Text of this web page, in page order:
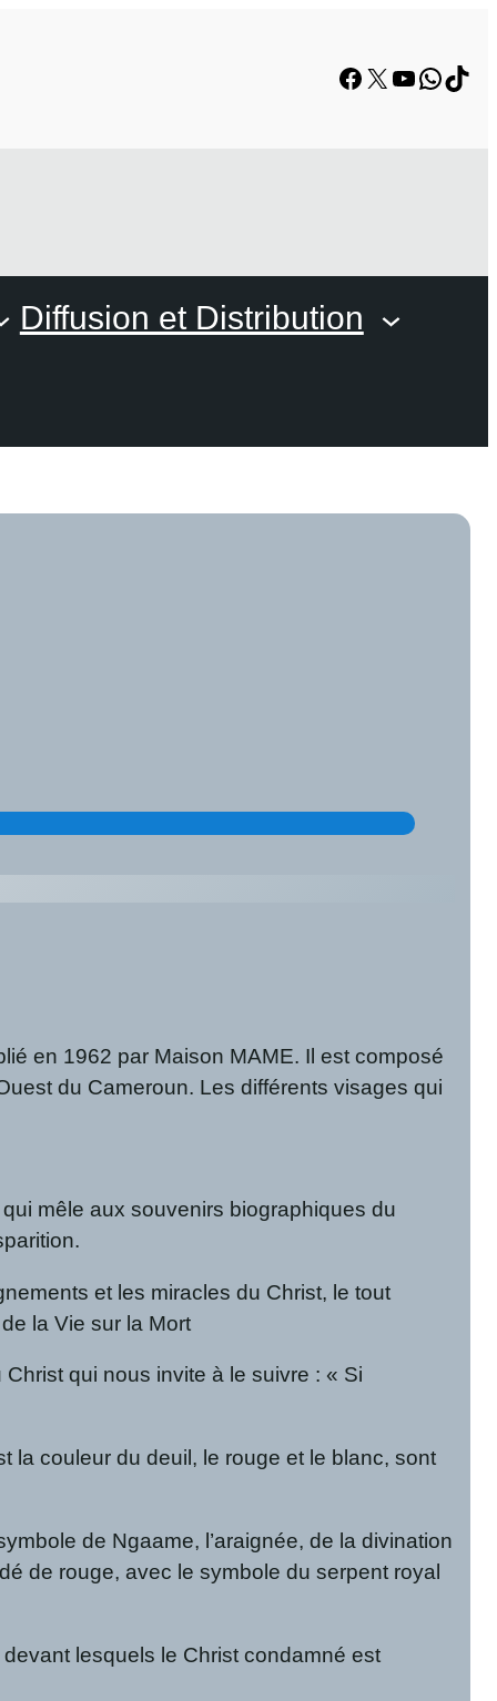
Facebook
X YouTube
Diffusion et Distribution
en 1962 par Maison MAME. Il est composé
du Cameroun. Les différents visages qui
mêle aux souvenirs biographiques du
et les miracles du Christ, le tout
la Vie sur la Mort
qui nous invite à le suivre : « Si
la couleur du deuil, le rouge et le blanc, sont
de Ngaame, l’araignée, de la divination
de rouge, avec le symbole du serpent royal
lesquels le Christ condamné est